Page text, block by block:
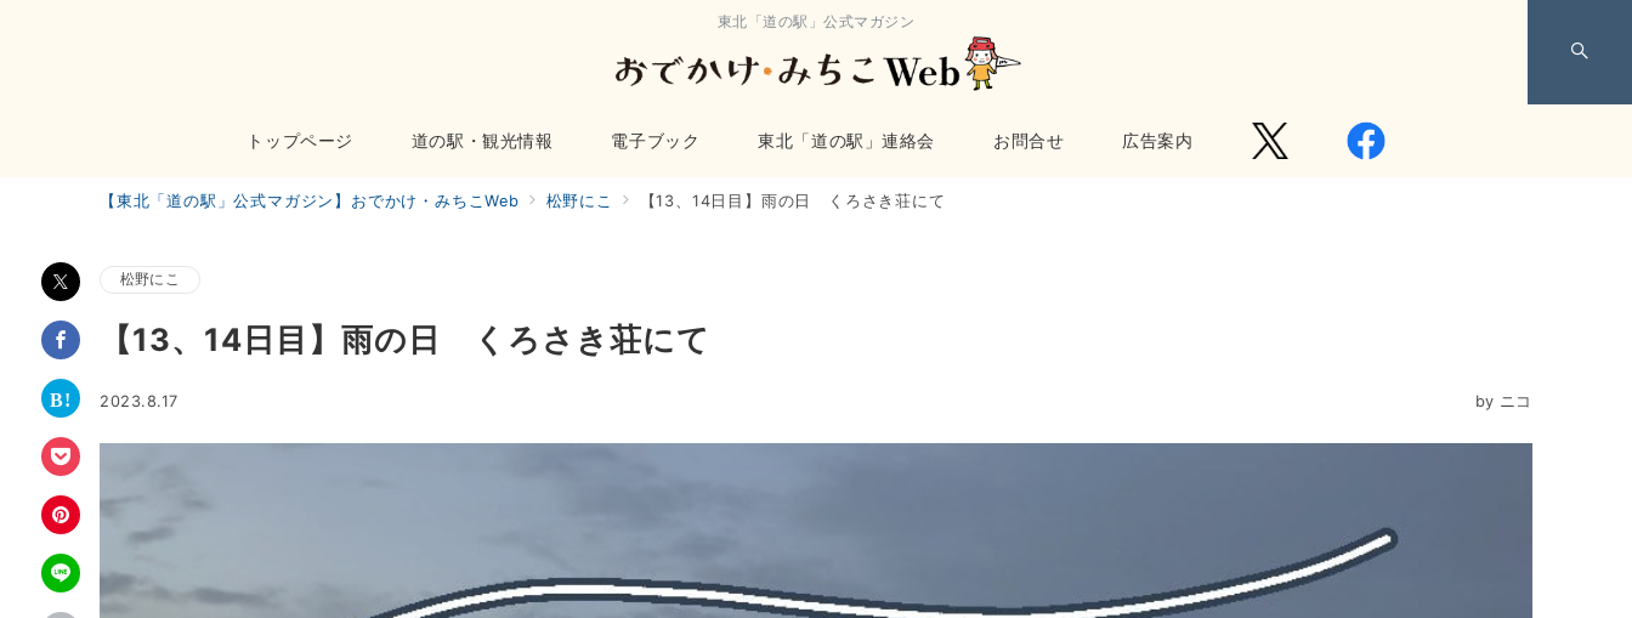
東北「道の駅」公式マガジン
トップページ 道の駅・観光情報 電子ブック 東北「道の駅」連絡会 お問合せ 広告案内
【東北「道の駅」公式マガジン】おでかけ・みちこWeb 松野にこ 【13、14日目】雨の日 くろさき荘にて
松野にこ
【13、14日目】雨の日 くろさき荘にて
2023.8.17 by ニコ